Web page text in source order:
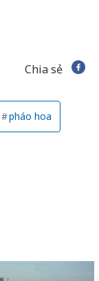
Chia sẻ
pháo hoa